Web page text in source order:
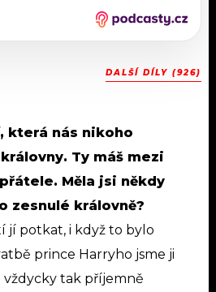
DALŠÍ DÍLY (926)
která nás nikoho
Ty máš mezi
Měla jsi někdy
zesnulé královně?
jí potkat, i když to bylo
prince Harryho jsme ji
vždycky tak příjemně